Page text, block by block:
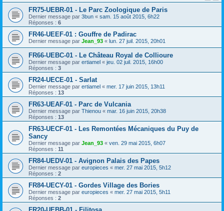
FR75-UEBR-01 - Le Parc Zoologique de Paris
Dernier message par 3bun « sam. 15 août 2015, 6h22
Réponses : 6
FR46-UEEF-01 : Gouffre de Padirac
Dernier message par Jean_93 « lun. 27 juil. 2015, 20h01
FR66-UEBC-01 - Le Château Royal de Collioure
Dernier message par ertiamel « jeu. 02 juil. 2015, 16h00
Réponses : 3
FR24-UECE-01 - Sarlat
Dernier message par ertiamel « mer. 17 juin 2015, 13h11
Réponses : 13
FR63-UEAF-01 - Parc de Vulcania
Dernier message par Thienou « mar. 16 juin 2015, 20h38
Réponses : 13
FR63-UECF-01 - Les Remontées Mécaniques du Puy de
Sancy
Dernier message par Jean_93 « ven. 29 mai 2015, 6h07
Réponses : 11
FR84-UEDV-01 - Avignon Palais des Papes
Dernier message par europieces « mer. 27 mai 2015, 5h12
Réponses : 2
FR84-UECY-01 - Gordes Village des Bories
Dernier message par europieces « mer. 27 mai 2015, 5h11
Réponses : 2